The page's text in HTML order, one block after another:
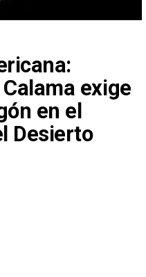
exige
en el
Desierto